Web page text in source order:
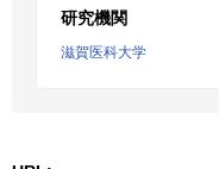
研究機関
滋賀医科大学